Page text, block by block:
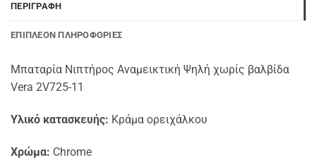
ΠΕΡΙΓΡΑΦΉ
ΕΠΙΠΛΈΟΝ ΠΛΗΡΟΦΟΡΊΕΣ
Μπαταρία Νιπτήρος Αναμεικτική Ψηλή χωρίς βαλβίδα
Vera 2V725-11
Υλικό κατασκευής: Κράμα ορειχάλκου
Χρώμα: Chrome